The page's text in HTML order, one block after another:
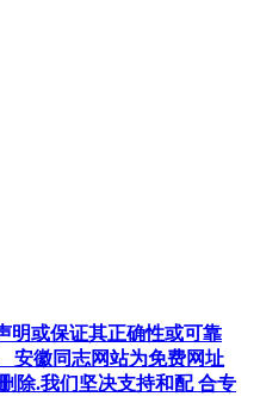
明或保证其正确性或可靠
安徽同志网站为免费网址
除.我们坚决支持和配 合专